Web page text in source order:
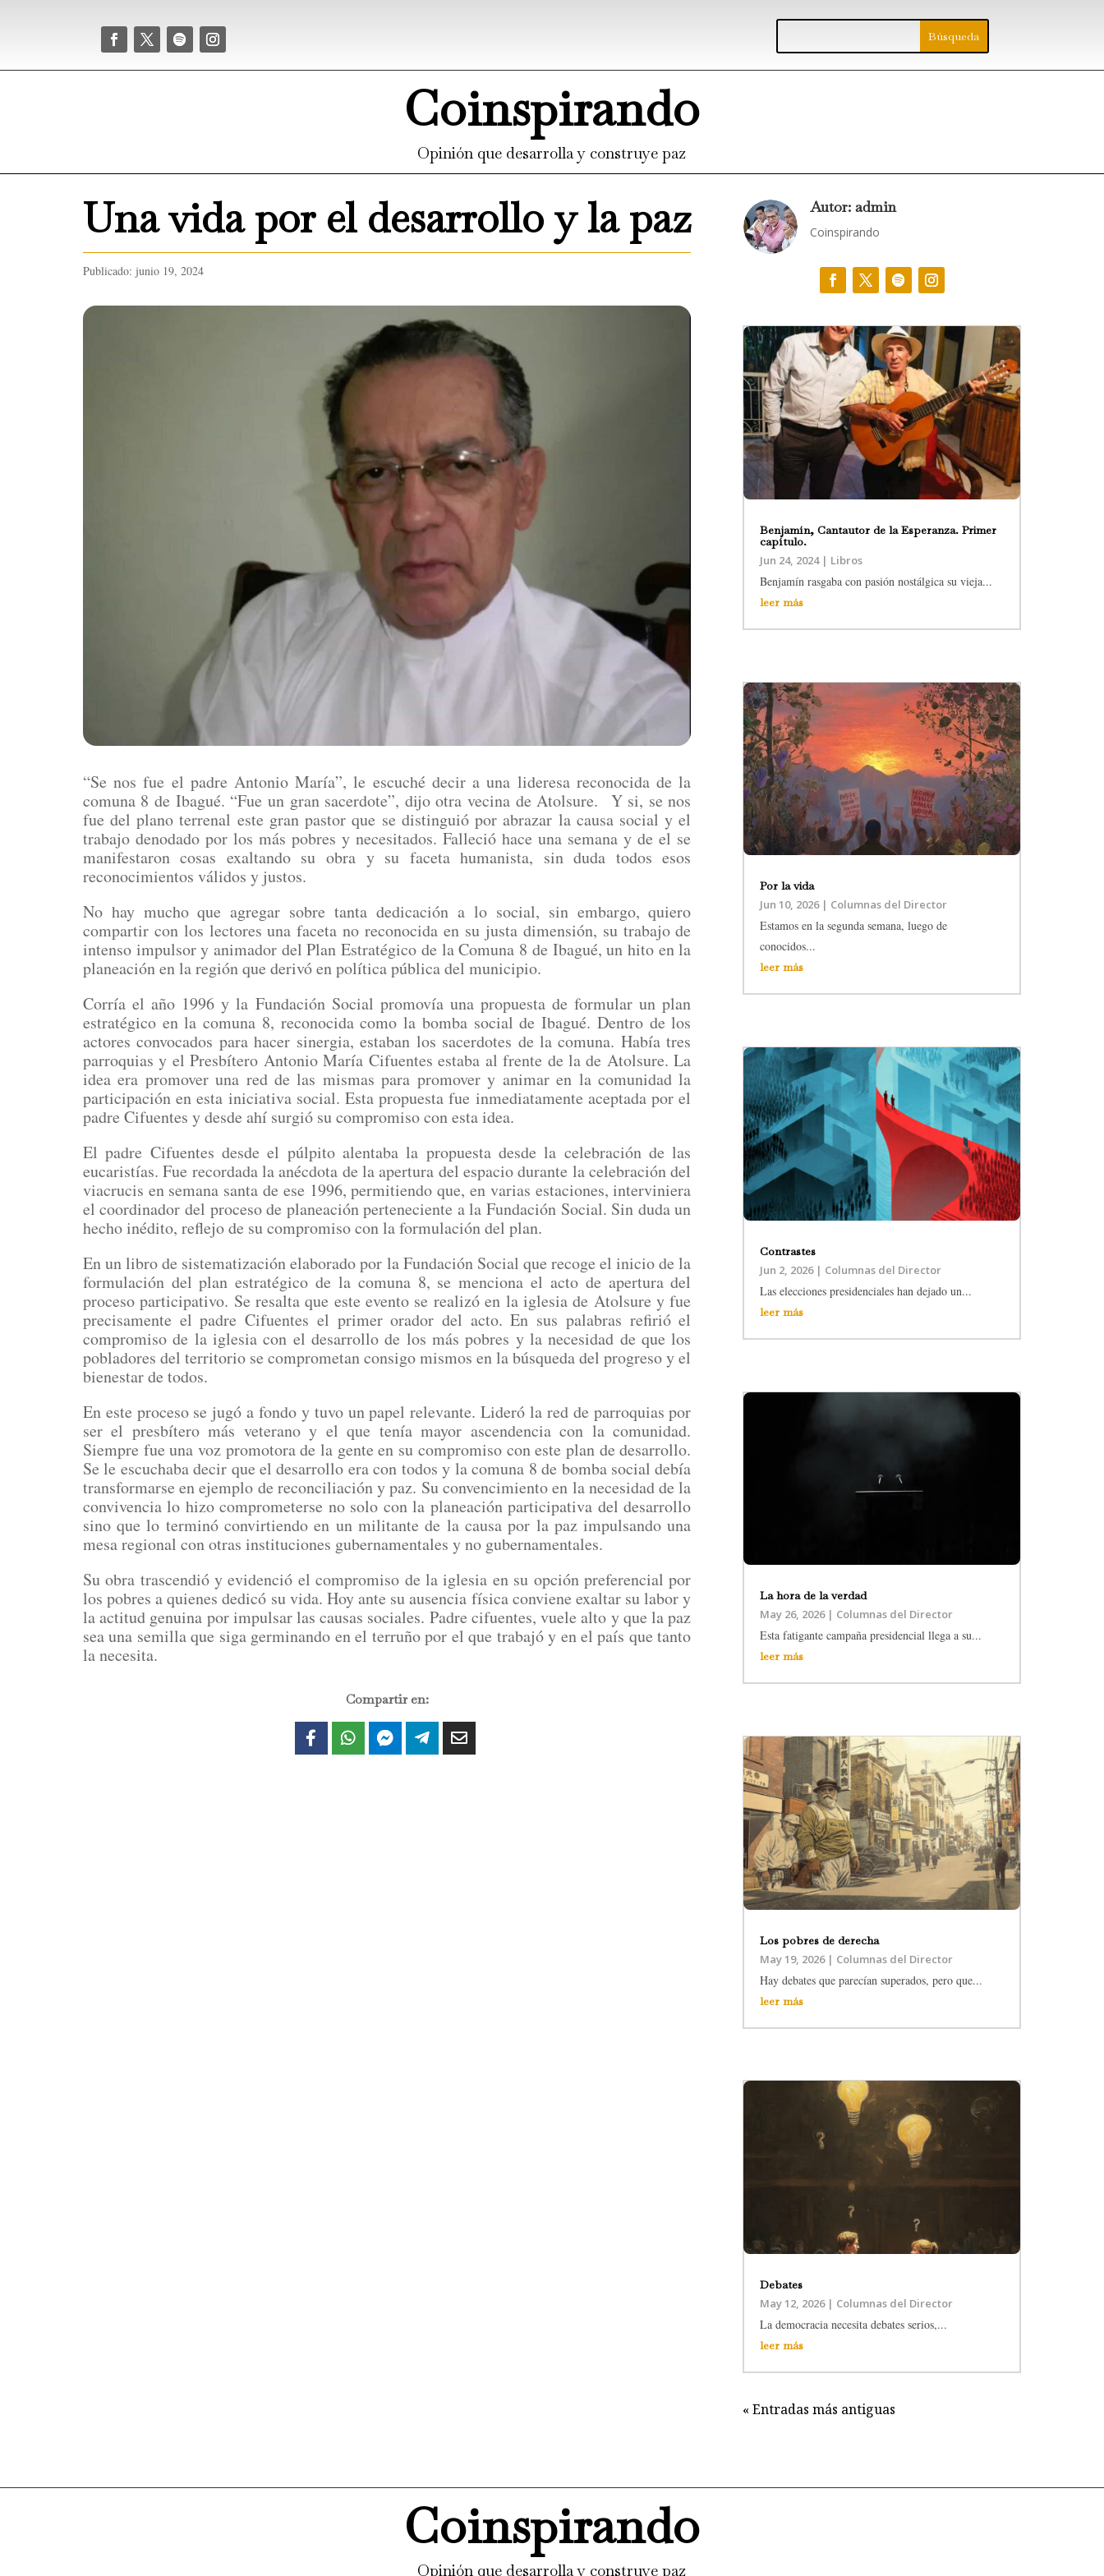
Coinspirando
Opinión que desarrolla y construye paz
Una vida por el desarrollo y la paz
Publicado: junio 19, 2024
“Se nos fue el padre Antonio María”, le escuché decir a una lideresa reconocida de la
comuna 8 de Ibagué. “Fue un gran sacerdote”, dijo otra vecina de Atolsure. Y si, se nos
fue del plano terrenal este gran pastor que se distinguió por abrazar la causa social y el
trabajo denodado por los más pobres y necesitados. Falleció hace una semana y de el se
manifestaron cosas exaltando su obra y su faceta humanista, sin duda todos esos
reconocimientos válidos y justos.
No hay mucho que agregar sobre tanta dedicación a lo social, sin embargo, quiero
compartir con los lectores una faceta no reconocida en su justa dimensión, su trabajo de
intenso impulsor y animador del Plan Estratégico de la Comuna 8 de Ibagué, un hito en la
planeación en la región que derivó en política pública del municipio.
Corría el año 1996 y la Fundación Social promovía una propuesta de formular un plan
estratégico en la comuna 8, reconocida como la bomba social de Ibagué. Dentro de los
actores convocados para hacer sinergia, estaban los sacerdotes de la comuna. Había tres
parroquias y el Presbítero Antonio María Cifuentes estaba al frente de la de Atolsure. La
idea era promover una red de las mismas para promover y animar en la comunidad la
participación en esta iniciativa social. Esta propuesta fue inmediatamente aceptada por el
padre Cifuentes y desde ahí surgió su compromiso con esta idea.
El padre Cifuentes desde el púlpito alentaba la propuesta desde la celebración de las
eucaristías. Fue recordada la anécdota de la apertura del espacio durante la celebración del
viacrucis en semana santa de ese 1996, permitiendo que, en varias estaciones, interviniera
el coordinador del proceso de planeación perteneciente a la Fundación Social. Sin duda un
hecho inédito, reflejo de su compromiso con la formulación del plan.
En un libro de sistematización elaborado por la Fundación Social que recoge el inicio de la
formulación del plan estratégico de la comuna 8, se menciona el acto de apertura del
proceso participativo. Se resalta que este evento se realizó en la iglesia de Atolsure y fue
precisamente el padre Cifuentes el primer orador del acto. En sus palabras refirió el
compromiso de la iglesia con el desarrollo de los más pobres y la necesidad de que los
pobladores del territorio se comprometan consigo mismos en la búsqueda del progreso y el
bienestar de todos.
En este proceso se jugó a fondo y tuvo un papel relevante. Lideró la red de parroquias por
ser el presbítero más veterano y el que tenía mayor ascendencia con la comunidad.
Siempre fue una voz promotora de la gente en su compromiso con este plan de desarrollo.
Se le escuchaba decir que el desarrollo era con todos y la comuna 8 de bomba social debía
transformarse en ejemplo de reconciliación y paz. Su convencimiento en la necesidad de la
convivencia lo hizo comprometerse no solo con la planeación participativa del desarrollo
sino que lo terminó convirtiendo en un militante de la causa por la paz impulsando una
mesa regional con otras instituciones gubernamentales y no gubernamentales.
Su obra trascendió y evidenció el compromiso de la iglesia en su opción preferencial por
los pobres a quienes dedicó su vida. Hoy ante su ausencia física conviene exaltar su labor y
la actitud genuina por impulsar las causas sociales. Padre cifuentes, vuele alto y que la paz
sea una semilla que siga germinando en el terruño por el que trabajó y en el país que tanto
la necesita.
Compartir en:
Autor: admin
Coinspirando
Benjamín, Cantautor de la Esperanza. Primer
capítulo.
Jun 24, 2024| Libros
Benjamín rasgaba con pasión nostálgica su vieja...
leer más
Por la vida
Jun 10, 2026| Columnas del Director
Estamos en la segunda semana, luego de
conocidos...
leer más
Contrastes
Jun 2, 2026| Columnas del Director
Las elecciones presidenciales han dejado un...
leer más
La hora de la verdad
May 26, 2026| Columnas del Director
Esta fatigante campaña presidencial llega a su...
leer más
Los pobres de derecha
May 19, 2026| Columnas del Director
Hay debates que parecían superados, pero que...
leer más
Debates
May 12, 2026| Columnas del Director
La democracia necesita debates serios,...
leer más
« Entradas más antiguas
Coinspirando
Opinión que desarrolla y construye paz